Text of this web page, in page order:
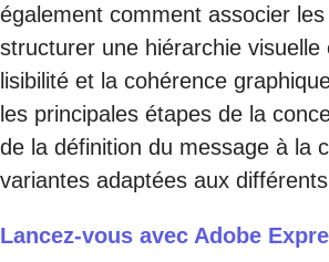
également comment associer
structurer une hiérarchie visuelle
lisibilité et la cohérence
les principales étapes de la
de la définition du message à la
variantes adaptées aux
Lancez-vous avec Adobe